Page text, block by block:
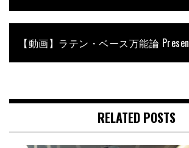
RELATED POSTS